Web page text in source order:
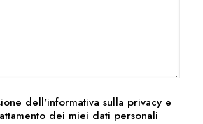
dell'informativa sulla privacy e
dei miei dati personali